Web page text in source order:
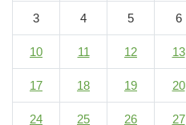
3
4 5 6
10
11 12 13
17
18 19 20
24
25 26 27